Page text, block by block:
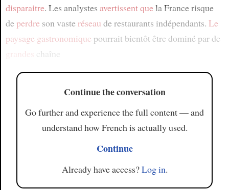
disparaitre. Les analystes avertissent quela France risque
de perdreson vaste réseau de restaurants indépendants. Le
paysage gastronomique pourrait bientôt être dominé par de
grandes
chaîne
Continue the conversation
Go further and experience the full content — and
understand how French is actually used.
Continue
Already have access?Log in.